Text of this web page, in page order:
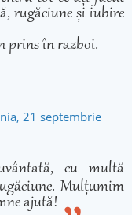
rugăciune și iubire
prins în razboi.
21 septembrie
cu multă
Mulțumim
ajută!